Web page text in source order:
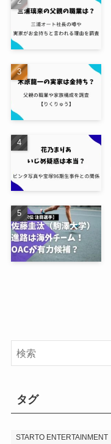
タグ
STARTO ENTERTAINMENT